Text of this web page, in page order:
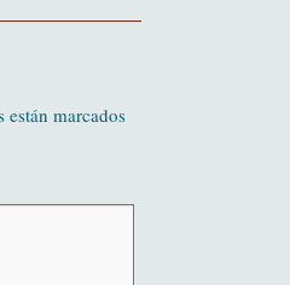
marcados